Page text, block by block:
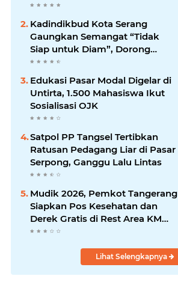
Kadindikbud Kota Serang
Gaungkan Semangat “Tidak
Siap untuk Diam”, Dorong
Layanan Lebih Responsif
Edukasi Pasar Modal Digelar di
Untirta, 1.500 Mahasiswa Ikut
Sosialisasi OJK
Satpol PP Tangsel Tertibkan
Ratusan Pedagang Liar di Pasar
Serpong, Ganggu Lalu Lintas
Mudik 2026, Pemkot Tangerang
Siapkan Pos Kesehatan dan
Derek Gratis di Rest Area KM
13,5
Lihat Selengkapnya